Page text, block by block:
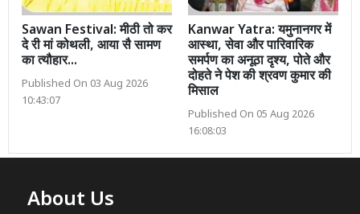
Sawan Festival: मीठी तो कर
दे री मां कोथली, आया सै सामण
का त्यौहार...
Published On 03 Aug 2026
10:43:07
Kanwar Yatra: यमुनानगर में
आस्था, सेवा और पारिवारिक
समर्पण का अनूठा दृश्य, पोते और
दोहते ने पेश की श्रवण कुमार की
मिसाल
Published On 05 Aug 2026
16:08:03
About Us